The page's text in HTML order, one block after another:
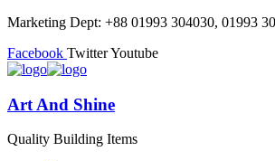
Marketing Dept: +88 01993 304030, 01993
Facebook TwitterYoutube
Art And Shine
Quality Building Items